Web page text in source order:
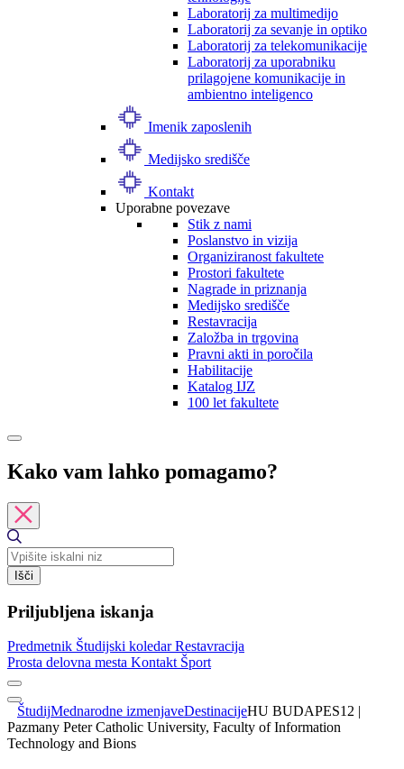
Laboratorij za multimedijo
Laboratorij za sevanje in optiko
Laboratorij za telekomunikacije
Laboratorij za uporabniku
prilagojene komunikacije in
ambientno inteligenco
Imenik zaposlenih
Medijsko središče
Kontakt
Uporabne povezave
Stik z nami
Poslanstvo in vizija
Organiziranost fakultete
Prostori fakultete
Nagrade in priznanja
Medijsko središče
Restavracija
Založba in trgovina
Pravni akti in poročila
Habilitacije
Katalog IJZ
100 let fakultete
Kako vam lahko pomagamo?
Išči
Priljubljena iskanja
Predmetnik Študijski koledarRestavracija
Prosta delovna mesta Kontakt Šport
ŠtudijMednarodne izmenjaveDestinacijeHU BUDAPES12 |
Pazmany Peter Catholic University, Faculty of Information
Technology and Bions